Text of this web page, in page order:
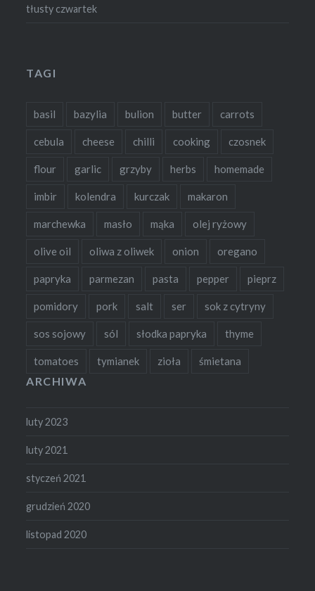
tłusty czwartek
TAGI
basil bazylia bulion butter carrots
cebula cheese chilli cooking czosnek
flour garlic grzyby herbs homemade
imbir kolendra kurczak makaron
marchewka masło mąka olej ryżowy
olive oil oliwa z oliwek onion oregano
papryka parmezan pasta pepper pieprz
pomidory pork salt ser sok z cytryny
sos sojowy sól słodka papryka thyme
tomatoes tymianek zioła śmietana
ARCHIWA
luty 2023
luty 2021
styczeń 2021
grudzień 2020
listopad 2020